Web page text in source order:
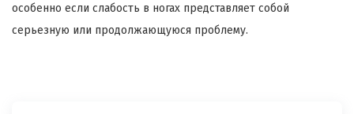
особенно если слабость в ногах представляет собой
серьезную или продолжающуюся проблему.